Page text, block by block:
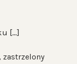
[…]
zastrzelony